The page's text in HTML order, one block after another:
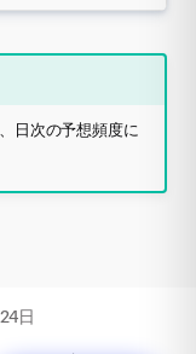
日次の予想頻度に
日